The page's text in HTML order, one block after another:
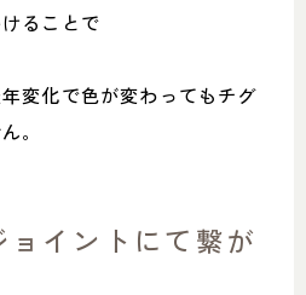
ることで
変化で色が変わってもチグ
。
ョイントにて繋が